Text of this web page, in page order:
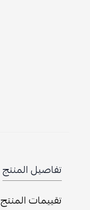
تفاصيل المنتج
تقييمات المنتج